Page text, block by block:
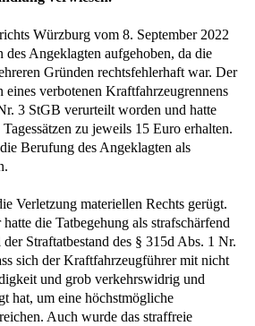
Würzburg vom 8. September 2022
Angeklagten aufgehoben, da die
Gründen rechtsfehlerhaft war. Der
verbotenen Kraftfahrzeugrennens
3 StGB verurteilt worden und hatte
zu jeweils 15 Euro erhalten.
Berufung des Angeklagten als
Verletzung materiellen Rechts gerügt.
die Tatbegehung als strafschärfend
Straftatbestand des § 315d Abs. 1 Nr.
sich der Kraftfahrzeugführer mit nicht
und grob verkehrswidrig und
hat, um eine höchstmögliche
Auch wurde das straffreie